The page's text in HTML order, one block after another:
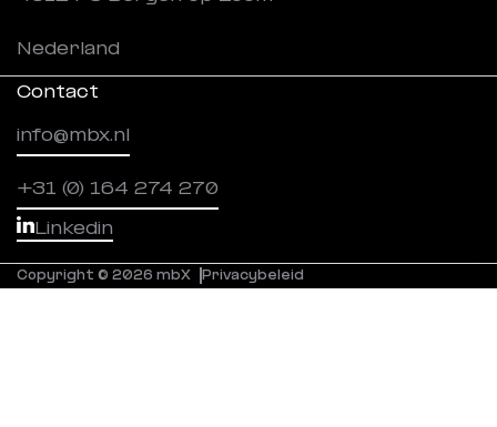
Nederland
Contact
info@mbx.nl
+31 (0) 164 274 270
Linkedin
Copyright © 2026 mbX Privacybeleid